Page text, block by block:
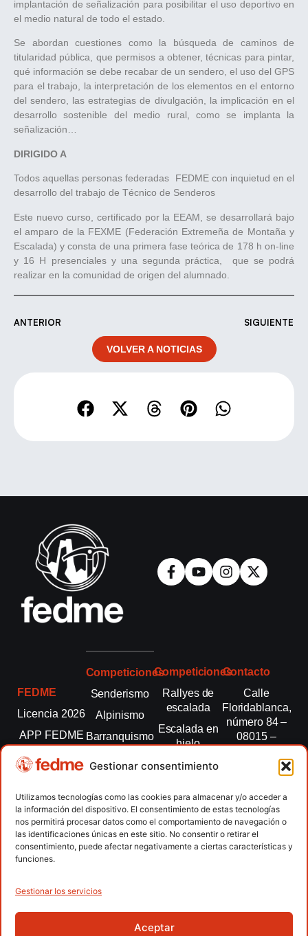
Gestionar consentimiento
Utilizamos tecnologías como las cookies para almacenar y/o acceder a
la información del dispositivo. El consentimiento de estas tecnologías
nos permitirá procesar datos como el comportamiento de navegación o
las identificaciones únicas en este sitio. No consentir o retirar el
consentimiento, puede afectar negativamente a ciertas características y
funciones.
Gestionar los servicios
Aceptar
implantación de señalización para posibilitar el uso deportivo en
el medio natural de todo el estado.
Se abordan cuestiones como la búsqueda de caminos de
titularidad pública, que permisos a obtener, técnicas para pintar,
qué información se debe recabar de un sendero, el uso del GPS
para el trabajo, la interpretación de los elementos en el entorno
del sendero, las estrategias de divulgación, la implicación en el
desarrollo sostenible del medio rural, como se implanta la
señalización…
DIRIGIDO A
Todos aquellas personas federadas FEDME con inquietud en el
desarrollo del trabajo de Técnico de Senderos
Este nuevo curso, certificado por la EEAM, se desarrollará bajo
el amparo de la FEXME (Federación Extremeña de Montaña y
Escalada) y consta de una primera fase teórica de 178 h on-line
y 16 H presenciales y una segunda práctica, que se podrá
realizar en la comunidad de origen del alumnado.
ANTERIOR SIGUIENTE
VOLVER A NOTICIAS
FEDME
Licencia 2026
APP FEDME
Transparencia
autonómicas
Clubes
Contacto
Competiciones
Senderismo
Alpinismo
Barranquismo
montaña
Escalada
Escalada
paralimpica
Competiciones
Rallyes de
escalada
Escalada en
hielo
Esquí de
Marcha
Nórdica
Raquetas de
nieve
Contacto
Calle
Floridablanca,
número 84 –
08015 –
fedme@fedme.es
934 264 267
Copyright © 2026 Federación Española de Deportes de